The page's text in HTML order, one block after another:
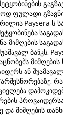
ფულადი
Paysera-ს
მიმღების
ბანკს,
ან შუამავალ
და მიმღების